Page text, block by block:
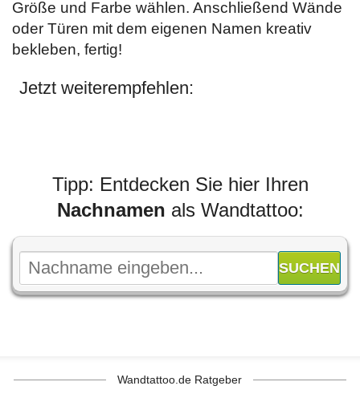
Größe und Farbe wählen. Anschließend Wände
oder Türen mit dem eigenen Namen kreativ
bekleben, fertig!
Jetzt weiterempfehlen:
Tipp: Entdecken Sie hier Ihren
Nachnamen als Wandtattoo:
Wandtattoo.de Ratgeber